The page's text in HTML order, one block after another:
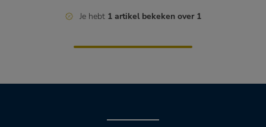
Je hebt 1 artikel bekeken over 1